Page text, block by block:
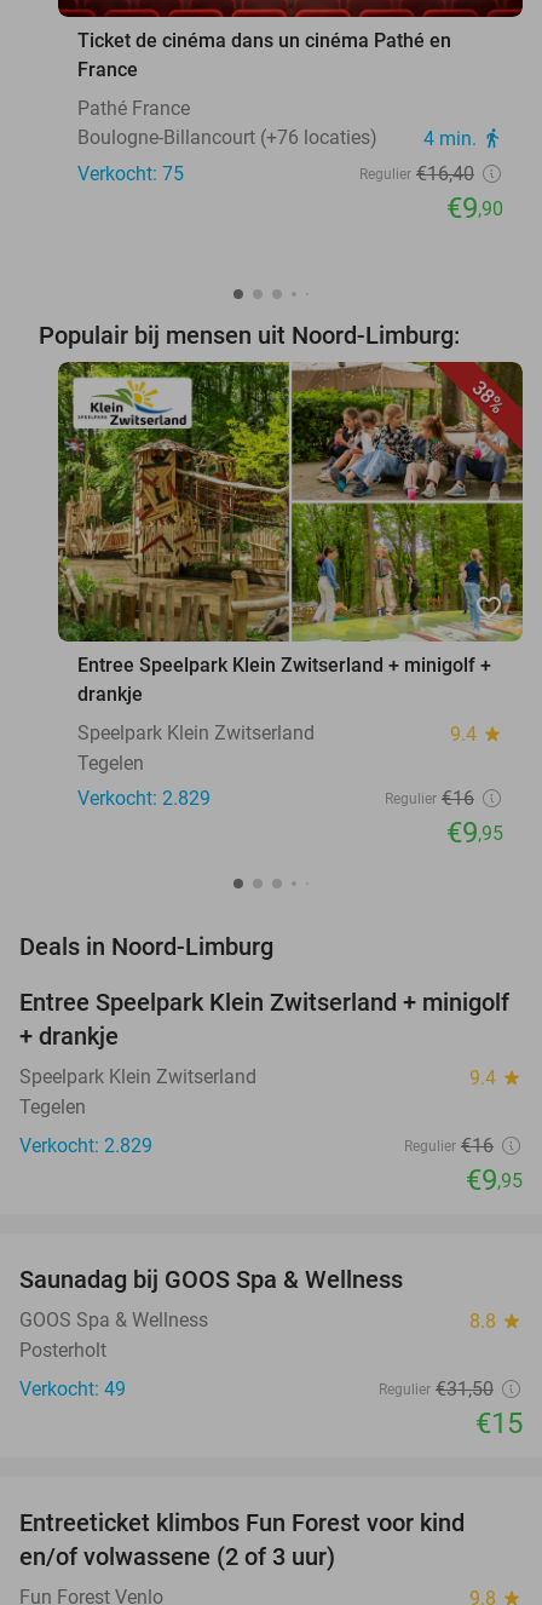
Ticket de cinéma dans un cinéma Pathé en
France
Pathé France
Boulogne-Billancourt (+76 locaties)
4 min. directions_walk
Verkocht: 75 Regulier €16,40
€9,90
Populair bij mensen uit Noord-Limburg:
38%
favorite_border
Entree Speelpark Klein Zwitserland + minigolf +
drankje
Speelpark Klein Zwitserland
9.4 star
Tegelen
Verkocht: 2.829
Regulier €16
€9,95
Deals in Noord-Limburg
38%
Entree Speelpark Klein Zwitserland + minigolf
+ drankje
Speelpark Klein Zwitserland 9.4 star
Tegelen
Verkocht: 2.829
Regulier €16
€9,95
TODAY
Saunadag bij GOOS Spa & Wellness
GOOS Spa & Wellness 8.8 star
Posterholt
Verkocht: 49
Regulier €31,50
€15
Entreeticket klimbos Fun Forest voor kind
en/of volwassene (2 of 3 uur)
Fun Forest Venlo 9.8 star